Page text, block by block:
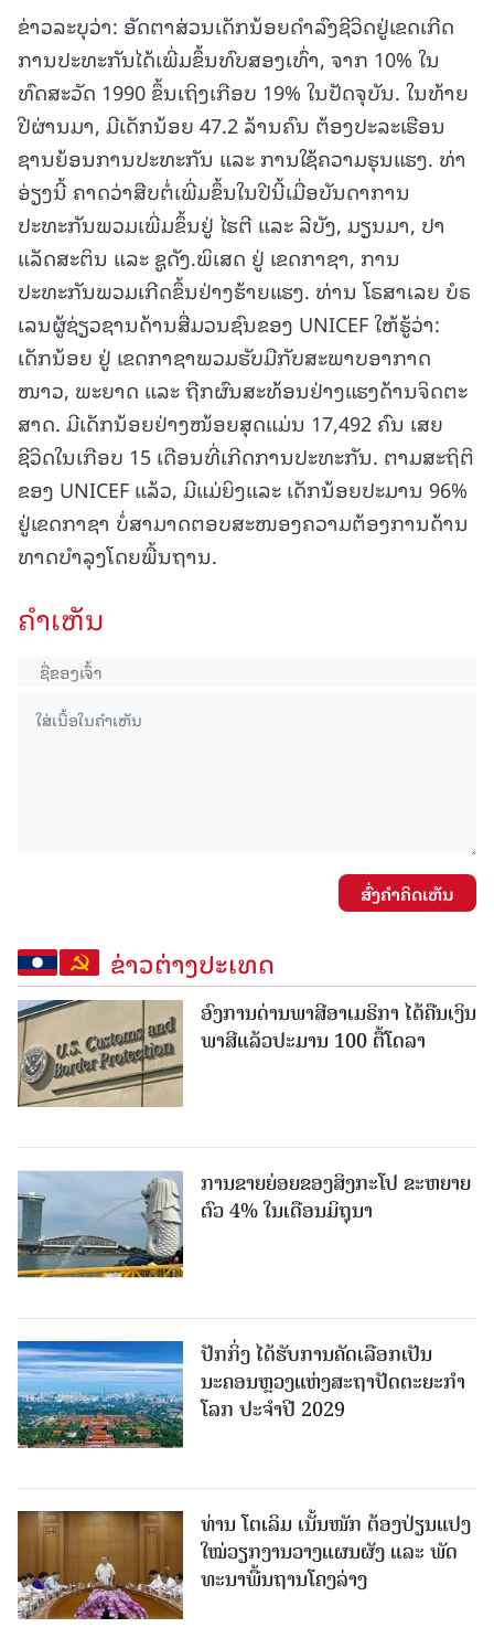
ຂ່າວລະບຸວ່າ: ອັດຕາສ່ວນເດັກນ້ອຍດຳລົງຊີວິດຢູ່ເຂດເກີດ
ການປະທະກັນໄດ້ເພີ່ມຂຶ້ນທົບສອງເທົ່າ, ຈາກ 10% ໃນ
ທົດສະວັດ 1990 ຂຶ້ນເຖິງເກືອບ 19% ໃນປັດຈຸບັນ. ໃນທ້າຍ
ປີຜ່ານມາ, ມີເດັກນ້ອຍ 47.2 ລ້ານຄົນ ຕ້ອງປະລະເຮືອນ
ຊານຍ້ອນການປະທະກັນ ແລະ ການໃຊ້ຄວາມຮຸນແຮງ. ທ່າ
ອ່ຽງນີ້ ຄາດວ່າສືບຕໍ່ເພີ່ມຂຶ້ນໃນປີນີ້ເມື່ອບັນດາການ
ປະທະກັນພວມເພີ່ມຂຶ້ນຢູ່ ໄຮຕີ ແລະ ລີບັງ, ມຽນມາ, ປາ
ແລັດສະຕິນ ແລະ ຊູດັງ.ພິເສດ ຢູ່ ເຂດກາຊາ, ການ
ປະທະກັນພວມເກີດຂຶ້ນຢ່າງຮ້າຍແຮງ. ທ່ານ ໂຣສາເລຍ ບໍຣ
ເລນຜູ້ຊ່ຽວຊານດ້ານສື່ມວນຊົນຂອງ UNICEF ໃຫ້ຮູ້ວ່າ:
ເດັກນ້ອຍ ຢູ່ ເຂດກາຊາພວມຮັບມືກັບສະພາບອາກາດ
ໜາວ, ພະຍາດ ແລະ ຖືກຜົນສະທ້ອນຢ່າງແຮງດ້ານຈິດຕະ
ສາດ. ມີເດັກນ້ອຍຢ່າງໜ້ອຍສຸດແມ່ນ 17,492 ຄົນ ເສຍ
ຊີວິດໃນເກືອບ 15 ເດືອນທີ່ເກີດການປະທະກັນ. ຕາມສະຖິຕິ
ຂອງ UNICEF ແລ້ວ, ມີແມ່ຍິງແລະ ເດັກນ້ອຍປະມານ 96%
ຢູ່ເຂດກາຊາ ບໍ່ສາມາດຕອບສະໜອງຄວາມຕ້ອງການດ້ານ
ທາດບຳລຸງໂດຍພື້ນຖານ.
ຄໍາເຫັນ
ສົ່ງຄໍາຄິດເຫັນ
ຂ່າວຕ່າງປະເທດ
ອົງການດ່ານພາສີອາເມຣິກາ ໄດ້ຄືນເງິນ
ພາສີແລ້ວປະມານ 100 ຕື້ໂດລາ
ການຂາຍຍ່ອຍຂອງສິງກະໂປ ຂະຫຍາຍ
ຕົວ 4% ໃນເດືອນມິຖຸນາ
ປັກກິ່ງ ໄດ້ຮັບການຄັດເລືອກເປັນ
ນະຄອນຫຼວງແຫ່ງສະຖາປັດຕະຍະກຳ
ໂລກ ປະຈຳປີ 2029
ທ່ານ ໂຕ​ເລິມ ເນັ້ນໜັກ ຕ້ອງ​ປ່ຽນ​ແປງ​
ໃໝ່​ວຽກ​ງານ​ວາງ​ແຜນ​ຜັງ ແລະ ​ພັດ​
ທະ​ນາ​ພື້ນ​ຖານ​ໂຄງ​ລ່າງ